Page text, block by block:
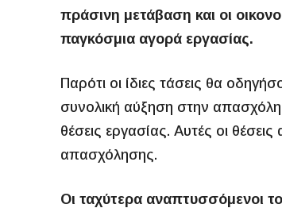
πράσινη μετάβαση και οι
παγκόσμια αγορά εργασίας.
Παρότι οι ίδιες τάσεις θα
συνολική αύξηση στην
θέσεις εργασίας. Αυτές οι
απασχόλησης.
Οι ταχύτερα αναπτυσσόμενοι